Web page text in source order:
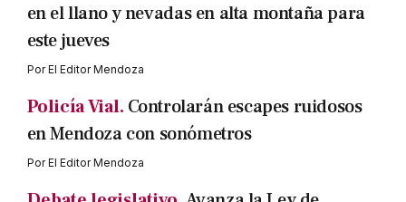
en el llano y nevadas en alta montaña para
este jueves
PorEl Editor Mendoza
Policía Vial. Controlarán escapes ruidosos
en Mendoza con sonómetros
PorEl Editor Mendoza